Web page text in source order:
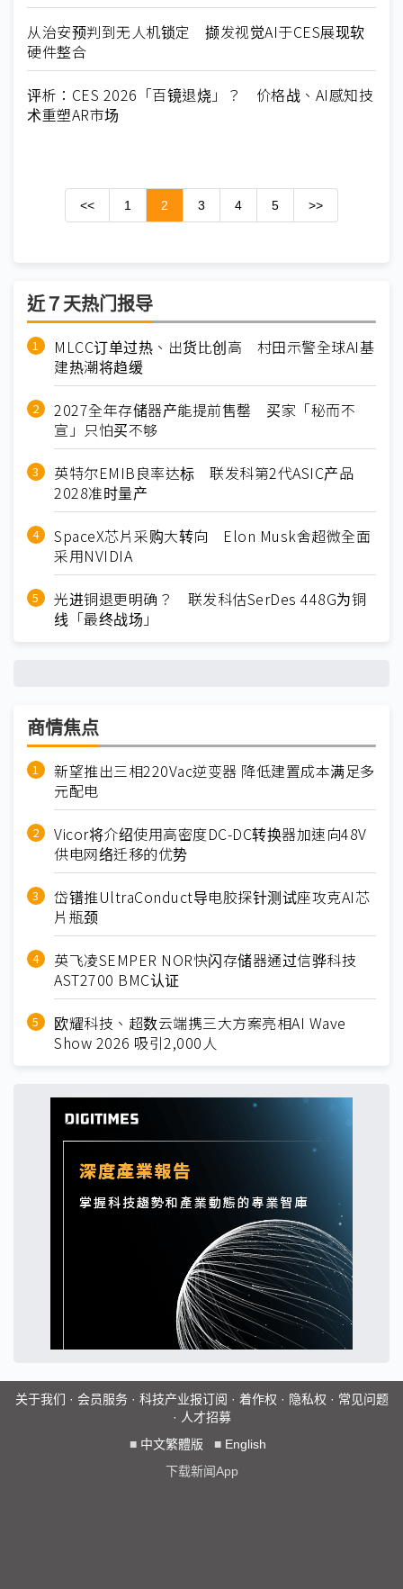
从治安预判到无人机锁定 撷发视觉AI于CES展现软
硬件整合
评析：CES 2026「百镜退烧」？ 价格战、AI感知技
术重塑AR市场
<< 1 2 3 4 5 >>
近７天热门报导
MLCC订单过热、出货比创高 村田示警全球AI基
建热潮将趋缓
2027全年存储器产能提前售罄 买家「秘而不
宣」只怕买不够
英特尔EMIB良率达标 联发科第2代ASIC产品
2028准时量产
SpaceX芯片采购大转向 Elon Musk舍超微全面
采用NVIDIA
光进铜退更明确？ 联发科估SerDes 448G为铜
线「最终战场」
商情焦点
新望推出三相220Vac逆变器 降低建置成本满足多
元配电
Vicor将介绍使用高密度DC-DC转换器加速向48V
供电网络迁移的优势
岱镨推UltraConduct导电胶探针测试座攻克AI芯
片瓶颈
英飞凌SEMPER NOR快闪存储器通过信骅科技
AST2700 BMC认证
欧耀科技、超数云端携三大方案亮相AI Wave
Show 2026 吸引2,000人
关于我们 · 会员服务· 科技产业报订阅 · 着作权 · 隐私权 · 常见问题
· 人才招募
■ 中文繁體版 ■ English
下载新闻App